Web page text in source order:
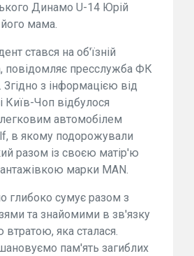
Динамо U-14 Юрій
мама.
стався на об'їзній
повідомляє пресслужба ФК
з інформацією від
Київ-Чоп відбулося
автомобілем
в якому подорожували
разом із своєю матір'ю
марки MAN.
сумує разом з
та знайомими в зв'язку
яка сталася.
пам'ять загиблих